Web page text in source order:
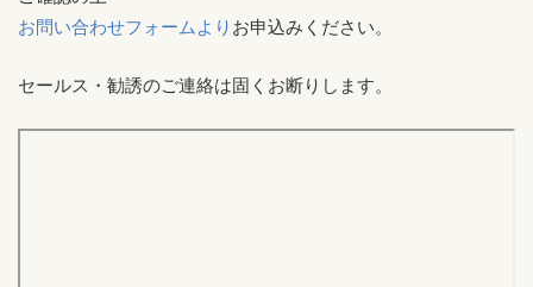
お問い合わせフォームより お申込みください。
セールス・勧誘のご連絡は固くお断りします。